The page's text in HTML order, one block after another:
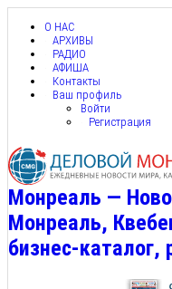
О НАС
АРХИВЫ
РАДИО
АФИША
Контакты
Ваш профиль
Войти
Регистрация
Монреаль —
Монреаль,
бизнес-